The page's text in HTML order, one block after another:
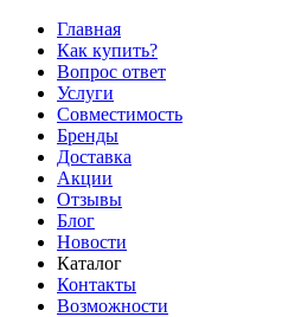
Главная
Как купить?
Вопрос ответ
Услуги
Совместимость
Бренды
Доставка
Акции
Отзывы
Блог
Новости
Каталог
Контакты
Возможности